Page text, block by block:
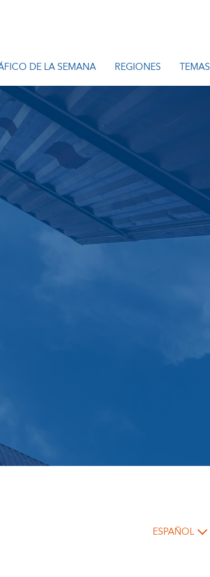
DE LA SEMANA REGIONES TEMAS
ESPAÑOL